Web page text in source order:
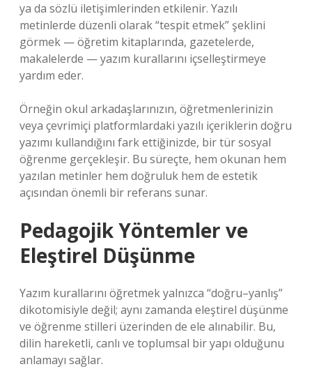
ya da sözlü iletişimlerinden etkilenir. Yazılı
metinlerde düzenli olarak “tespit etmek” şeklini
görmek — öğretim kitaplarında, gazetelerde,
makalelerde — yazım kurallarını içselleştirmeye
yardım eder.
Örneğin okul arkadaşlarınızın, öğretmenlerinizin
veya çevrimiçi platformlardaki yazılı içeriklerin doğru
yazımı kullandığını fark ettiğinizde, bir tür sosyal
öğrenme gerçekleşir. Bu süreçte, hem okunan hem
yazılan metinler hem doğruluk hem de estetik
açısından önemli bir referans sunar.
Pedagojik Yöntemler ve
Eleştirel Düşünme
Yazım kurallarını öğretmek yalnızca “doğru–yanlış”
dikotomisiyle değil; aynı zamanda eleştirel düşünme
ve öğrenme stilleri üzerinden de ele alınabilir. Bu,
dilin hareketli, canlı ve toplumsal bir yapı olduğunu
anlamayı sağlar.